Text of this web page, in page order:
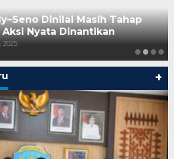
Dinilai Masih Tahap
Nyata Dinantikan
+